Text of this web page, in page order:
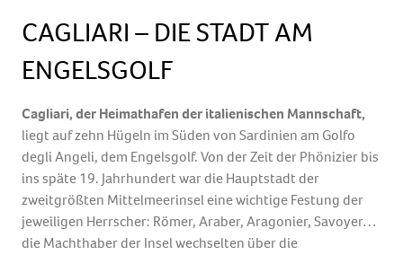
CAGLIARI – DIE STADT AM
ENGELSGOLF
Cagliari, der Heimathafen der italienischen Mannschaft,
liegt auf zehn Hügeln im Süden von Sardinien am Golfo
degli Angeli, dem Engelsgolf. Von der Zeit der Phönizier bis
ins späte 19. Jahrhundert war die Hauptstadt der
zweitgrößten Mittelmeerinsel eine wichtige Festung der
jeweiligen Herrscher: Römer, Araber, Aragonier, Savoyer…
die Machthaber der Insel wechselten über die